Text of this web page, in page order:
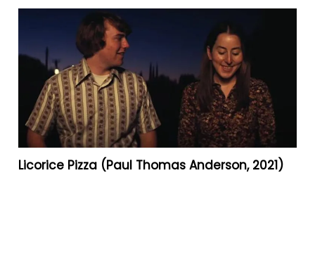
Licorice Pizza (Paul Thomas Anderson, 2021)